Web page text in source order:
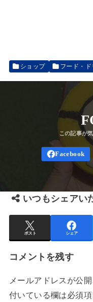
ショップ フード・ド
いつもシェアい
ポスト シェア
コメントを残す
メールアドレスが公
付いている欄は必須